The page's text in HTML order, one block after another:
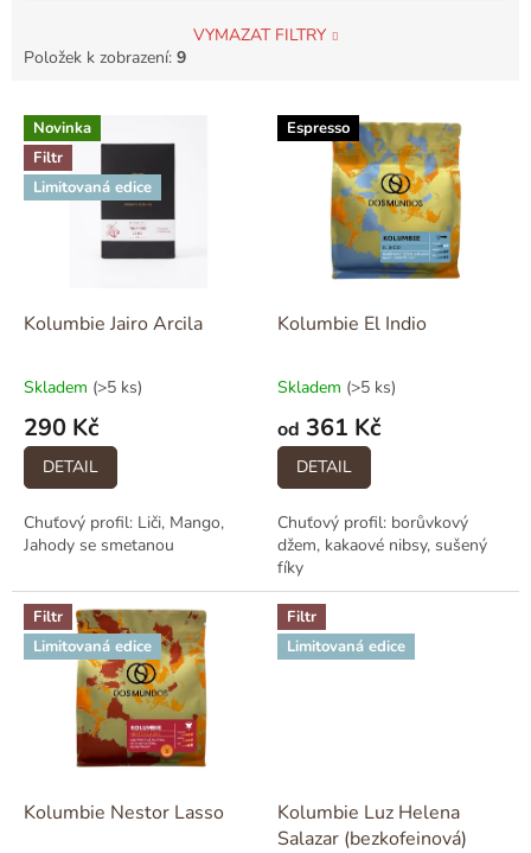
VYMAZAT FILTRY
Položek k zobrazení: 9
V
p
Novinka
Filtr
Limitovaná edice
Kolumbie Jairo Arcila
Skladem (>5 ks)
290 Kč
DETAIL
Chuťový profil: Liči, Mango,
Jahody se smetanou
Espresso
Kolumbie El Indio
Skladem (>5 ks)
od 361 Kč
DETAIL
Chuťový profil: borůvkový
džem, kakaové nibsy, sušený
fíky
Filtr
Limitovaná edice
Kolumbie Nestor Lasso
Filtr
Limitovaná edice
Kolumbie Luz Helena
Salazar (bezkofeinová)